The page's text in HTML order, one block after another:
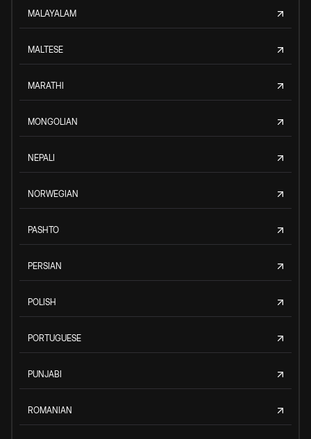
MALAYALAM
MALTESE
MARATHI
MONGOLIAN
NEPALI
NORWEGIAN
PASHTO
PERSIAN
POLISH
PORTUGUESE
PUNJABI
ROMANIAN